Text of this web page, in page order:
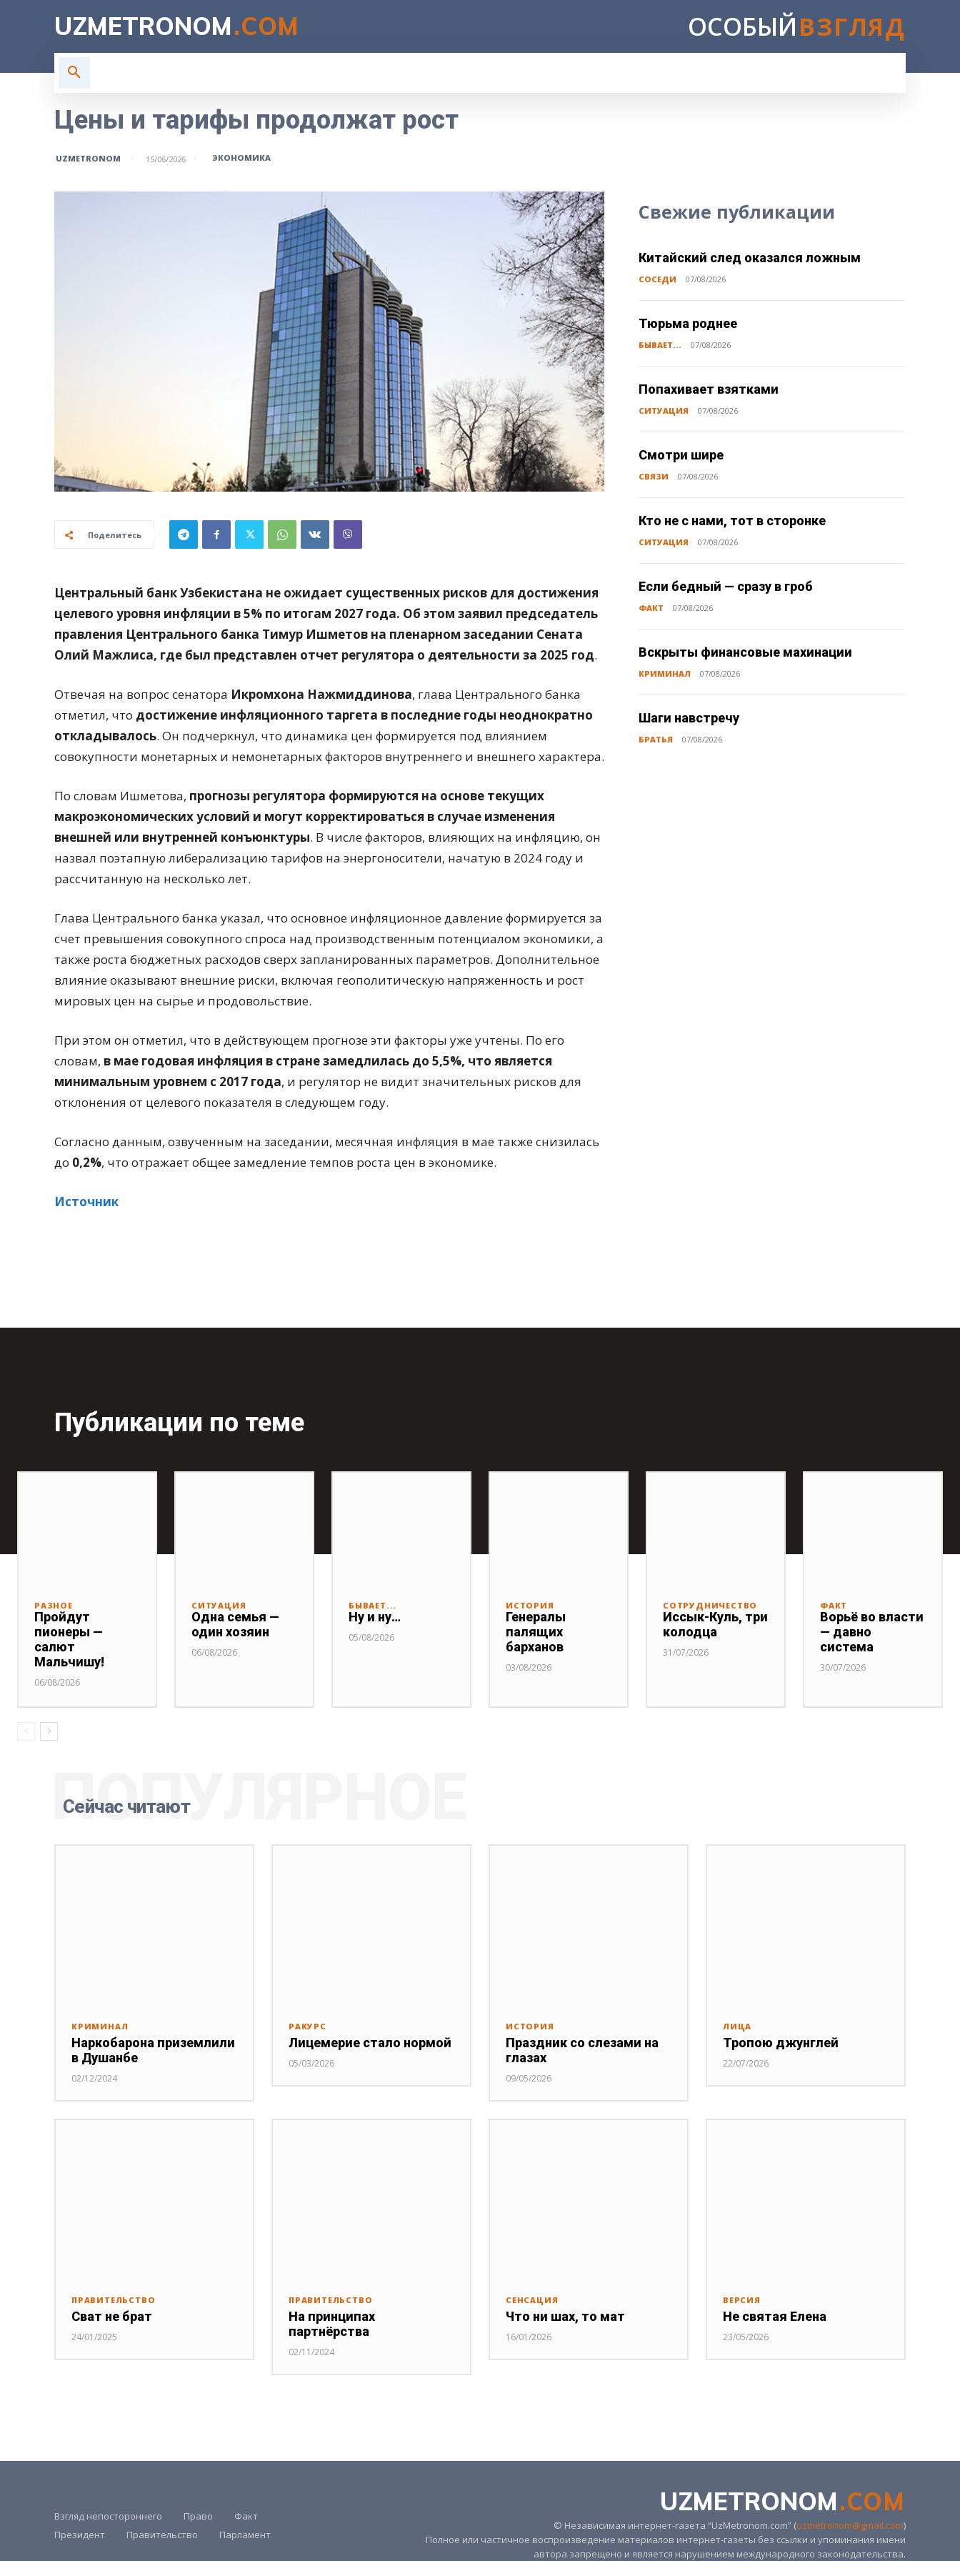
UZMETRONOM.COM ОСОБЫЙВЗГЛЯД
Цены и тарифы продолжат рост
UZMETRONOM 15/06/2026 ЭКОНОМИКА
Поделитесь
Центральный банк Узбекистана не ожидает существенных рисков для достижения
целевого уровня инфляции в 5% по итогам 2027 года. Об этом заявил председатель
правления Центрального банка Тимур Ишметов на пленарном заседании Сената
Олий Мажлиса, где был представлен отчет регулятора о деятельности за 2025 год.
Отвечая на вопрос сенатора Икромхона Нажмиддинова, глава Центрального банка
отметил, что достижение инфляционного таргета в последние годы неоднократно
откладывалось. Он подчеркнул, что динамика цен формируется под влиянием
совокупности монетарных и немонетарных факторов внутреннего и внешнего характера.
По словам Ишметова, прогнозы регулятора формируются на основе текущих
макроэкономических условий и могут корректироваться в случае изменения
внешней или внутренней конъюнктуры. В числе факторов, влияющих на инфляцию, он
назвал поэтапную либерализацию тарифов на энергоносители, начатую в 2024 году и
рассчитанную на несколько лет.
Глава Центрального банка указал, что основное инфляционное давление формируется за
счет превышения совокупного спроса над производственным потенциалом экономики, а
также роста бюджетных расходов сверх запланированных параметров. Дополнительное
влияние оказывают внешние риски, включая геополитическую напряженность и рост
мировых цен на сырье и продовольствие.
При этом он отметил, что в действующем прогнозе эти факторы уже учтены. По его
словам, в мае годовая инфляция в стране замедлилась до 5,5%, что является
минимальным уровнем с 2017 года, и регулятор не видит значительных рисков для
отклонения от целевого показателя в следующем году.
Согласно данным, озвученным на заседании, месячная инфляция в мае также снизилась
до 0,2%, что отражает общее замедление темпов роста цен в экономике.
Источник
Свежие публикации
Китайский след оказался ложным
СОСЕДИ 07/08/2026
Тюрьма роднее
БЫВАЕТ... 07/08/2026
Попахивает взятками
СИТУАЦИЯ 07/08/2026
Смотри шире
СВЯЗИ 07/08/2026
Кто не с нами, тот в сторонке
СИТУАЦИЯ 07/08/2026
Если бедный — сразу в гроб
ФАКТ 07/08/2026
Вскрыты финансовые махинации
КРИМИНАЛ 07/08/2026
Шаги навстречу
БРАТЬЯ 07/08/2026
Публикации по теме
РАЗНОЕ
Пройдут
пионеры —
салют
Мальчишу!
06/08/2026
СИТУАЦИЯ
Одна семья —
один хозяин
06/08/2026
БЫВАЕТ...
Ну и ну…
05/08/2026
ИСТОРИЯ
Генералы
палящих
барханов
03/08/2026
СОТРУДНИЧЕСТВО
Иссык-Куль, три
колодца
31/07/2026
ФАКТ
Ворьё во власти
— давно
система
30/07/2026
Сейчас читают
ПОПУЛЯРНОЕ
КРИМИНАЛ
Наркобарона приземлили
в Душанбе
02/12/2024
РАКУРС
Лицемерие стало нормой
05/03/2026
ИСТОРИЯ
Праздник со слезами на
глазах
09/05/2026
ЛИЦА
Тропою джунглей
22/07/2026
ПРАВИТЕЛЬСТВО
Сват не брат
24/01/2025
ПРАВИТЕЛЬСТВО
На принципах
партнёрства
02/11/2024
СЕНСАЦИЯ
Что ни шах, то мат
16/01/2026
ВЕРСИЯ
Не святая Елена
23/05/2026
Взгляд непостороннего Право
Факт
Президент
Правительство Парламент
UZMETRONOM.COM
© Независимая интернет-газета “UzMetronom.com” (uzmetronom@gmail.com)
Полное или частичное воспроизведение материалов интернет-газеты без ссылки и упоминания имени
автора запрещено и является нарушением международного законодательства.